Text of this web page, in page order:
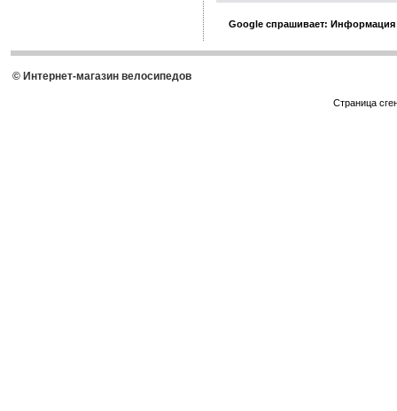
Google спрашивает:
© Интернет-магазин велосипедов
Страница